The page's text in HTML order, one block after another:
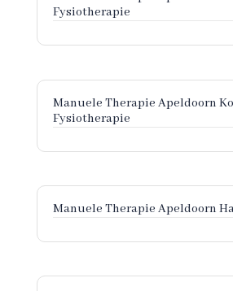
Fysiotherapie
Manuele Therapie Apeldoorn
Fysiotherapie
Manuele Therapie Apeldoorn